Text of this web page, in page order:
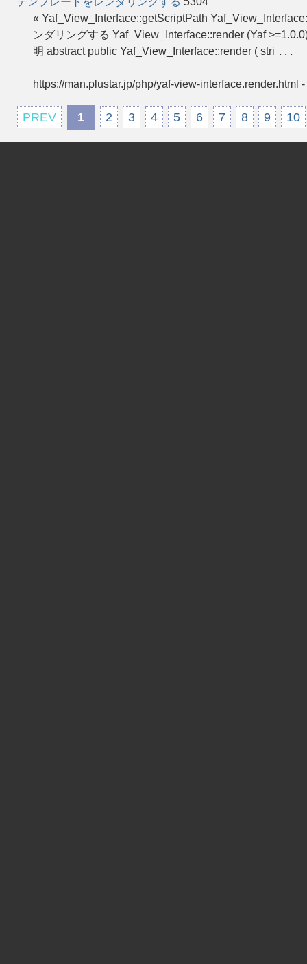
« Yaf_View_Interface::getScriptPath
ンダリングする Yaf_View_Interface::render (Yaf
明 abstract public Yaf_View_Interface::render ( stri ...
https://man.plustar.jp/php/yaf-view-interface.render.html -
PREV 1 2 3 4 5 6 7 8 9 10